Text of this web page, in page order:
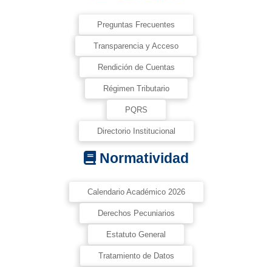
Preguntas Frecuentes
Transparencia y Acceso
Rendición de Cuentas
Régimen Tributario
PQRS
Directorio Institucional
Normatividad
Calendario Académico 2026
Derechos Pecuniarios
Estatuto General
Tratamiento de Datos